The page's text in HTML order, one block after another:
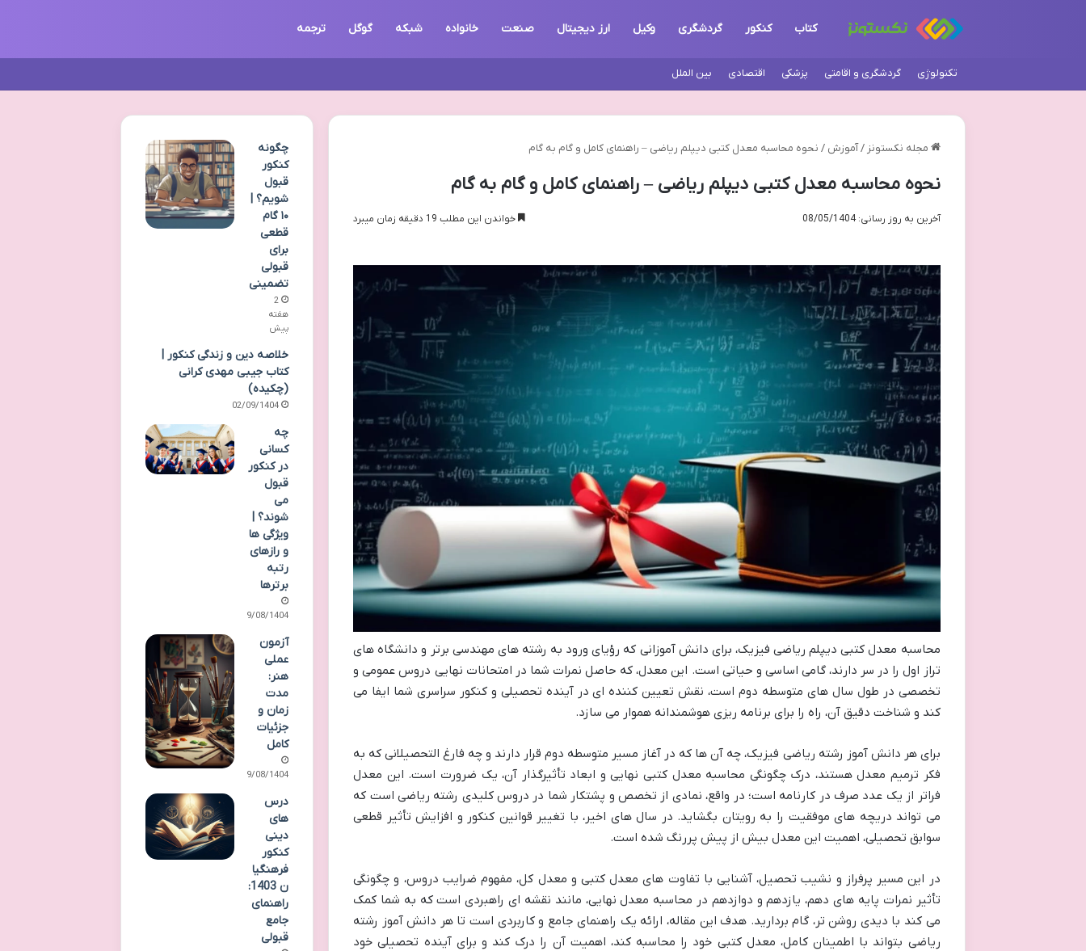
کتاب کنکور گردشگری وکیل ارز دیجیتال صنعت خانواده شبکه گوگل ترجمه
تکنولوژی گردشگری و اقامتی پزشکی اقتصادی بین الملل
مجله نکستونز / آموزش / نحوه محاسبه معدل کتبی دیپلم ریاضی – راهنمای کامل و گام به گام
نحوه محاسبه معدل کتبی دیپلم ریاضی – راهنمای کامل و گام به گام
آخرین به روز رسانی: 08/05/1404 خواندن این مطلب 19 دقیقه زمان میبرد
محاسبه معدل کتبی دیپلم ریاضی فیزیک، برای دانش آموزانی که رؤیای ورود به رشته های مهندسی برتر و دانشگاه های
تراز اول را در سر دارند، گامی اساسی و حیاتی است. این معدل، که حاصل نمرات شما در امتحانات نهایی دروس عمومی و
تخصصی در طول سال های متوسطه دوم است، نقش تعیین کننده ای در آینده تحصیلی و کنکور سراسری شما ایفا می
کند و شناخت دقیق آن، راه را برای برنامه ریزی هوشمندانه هموار می سازد.
برای هر دانش آموز رشته ریاضی فیزیک، چه آن ها که در آغاز مسیر متوسطه دوم قرار دارند و چه فارغ التحصیلانی که به
فکر ترمیم معدل هستند، درک چگونگی محاسبه معدل کتبی نهایی و ابعاد تأثیرگذار آن، یک ضرورت است. این معدل
فراتر از یک عدد صرف در کارنامه است؛ در واقع، نمادی از تخصص و پشتکار شما در دروس کلیدی رشته ریاضی است که
می تواند دریچه های موفقیت را به رویتان بگشاید. در سال های اخیر، با تغییر قوانین کنکور و افزایش تأثیر قطعی
سوابق تحصیلی، اهمیت این معدل بیش از پیش پررنگ شده است.
در این مسیر پرفراز و نشیب تحصیل، آشنایی با تفاوت های معدل کتبی و معدل کل، مفهوم ضرایب دروس، و چگونگی
تأثیر نمرات پایه های دهم، یازدهم و دوازدهم در محاسبه معدل نهایی، مانند نقشه ای راهبردی است که به شما کمک
می کند با دیدی روشن تر، گام بردارید. هدف این مقاله، ارائه یک راهنمای جامع و کاربردی است تا هر دانش آموز رشته
ریاضی بتواند با اطمینان کامل، معدل کتبی خود را محاسبه کند، اهمیت آن را درک کند و برای آینده تحصیلی خود
چگونه
کنکور
قبول
شویم؟ |
۱۰ گام
قطعی
برای
قبولی
تضمینی
2
هفته
پیش
خلاصه دین و زندگی کنکور |
کتاب جیبی مهدی کرانی
(چکیده)
02/09/1404
چه
کسانی
در کنکور
قبول
می
شوند؟ |
ویژگی ها
و رازهای
رتبه
برترها
09/08/1404
آزمون
عملی
هنر:
مدت
زمان و
جزئیات
کامل
09/08/1404
درس
های
دینی
کنکور
فرهنگیا
ن 1403:
راهنمای
جامع
قبولی